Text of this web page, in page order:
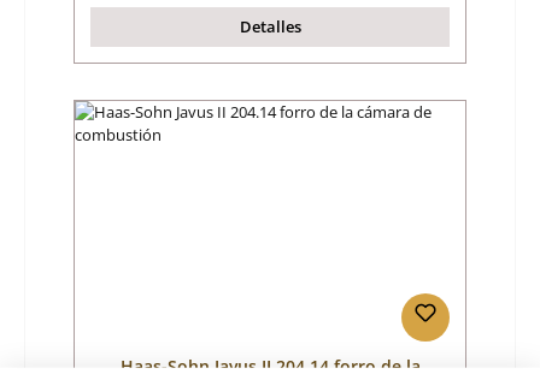
Detalles
Haas-Sohn Javus II 204.14 forro de la